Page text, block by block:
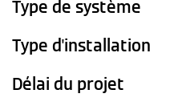
Type de système
Type d'installation
Délai du projet